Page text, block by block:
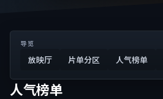
导览
放映厅 片单分区 人气榜单
人气榜单